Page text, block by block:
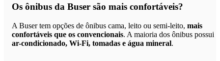
Os ônibus da Buser são mais confortáveis?
A Buser tem opções de ônibus cama, leito ou semi-leito, mais
confortáveis que os convencionais. A maioria dos ônibus possui
ar-condicionado, Wi-Fi, tomadas e água mineral.